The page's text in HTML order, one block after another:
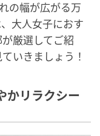
の幅が広がる万
大人女子におす
厳選してご紹
いきましょう！
かリラクシー